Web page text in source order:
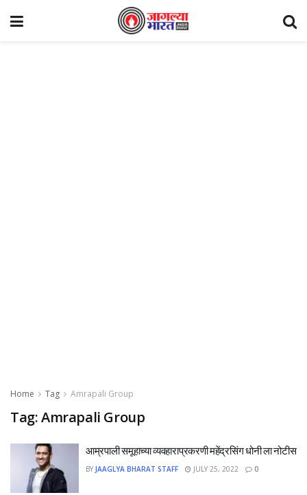
Home Tag Amrapali Group
Tag:Amrapali Group
आम्रपाली समूहाच्या व्यवहाराप्रकरणी महेंद्रसिंग धोनी ला नोटीस
BY JAAGLYA BHARAT STAFF JULY 25, 2022 0